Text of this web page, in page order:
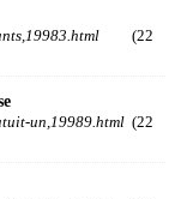
(22
un,19989.html (22